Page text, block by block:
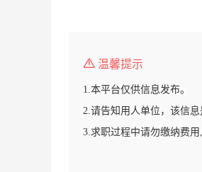
温馨提示
1.本平台仅供信息发布。
2.请告知用人单位，该信息
3.求职过程中请勿缴纳费用,